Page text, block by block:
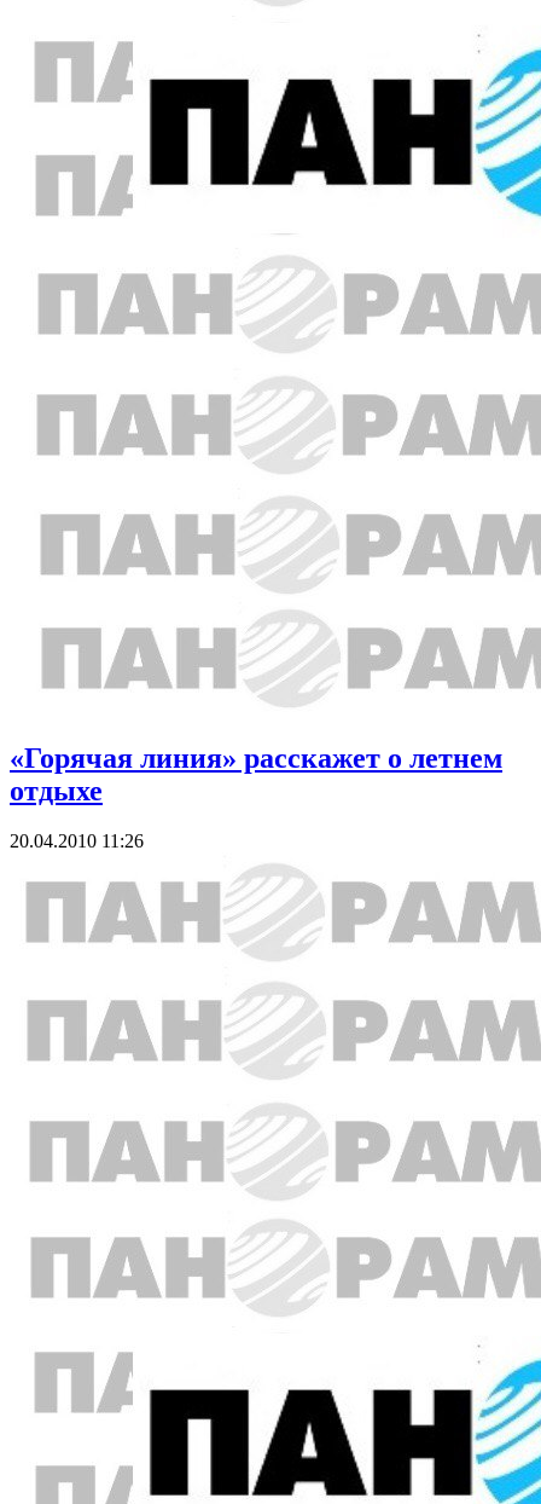
«Горячая линия» расскажет о летнем
отдыхе
20.04.2010 11:26